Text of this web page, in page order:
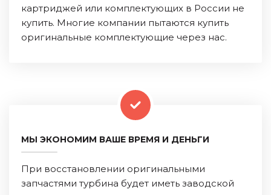
картриджей или комплектующих в России не
купить. Многие компании пытаются купить
оригинальные комплектующие через нас.
МЫ ЭКОНОМИМ ВАШЕ ВРЕМЯ И ДЕНЬГИ
При восстановлении оригинальными
запчастями турбина будет иметь заводской